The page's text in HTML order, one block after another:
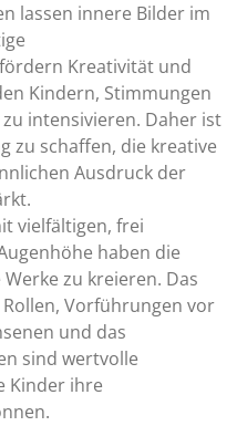
lassen innere Bilder im
Kreativität und
Kindern, Stimmungen
intensivieren. Daher ist
zu schaffen, die kreative
Ausdruck der
vielfältigen, frei
haben die
zu kreieren. Das
Vorführungen vor
und das
sind wertvolle
Kinder ihre